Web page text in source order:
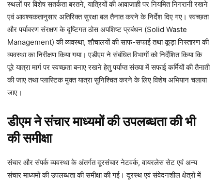
स्थलों पर विशेष सतर्कता बरतने, यात्रियों की आवाजाही पर नियमित निगरानी रखने
एवं आवश्यकतानुसार अतिरिक्त सुरक्षा बल तैनात करने के निर्देश दिए गए। स्वच्छता
और पर्यावरण संरक्षण के दृष्टिगत ठोस अपशिष्ट प्रबंधन (Solid Waste
Management) की व्यवस्था, शौचालयों की साफ-सफाई तथा कूड़ा निस्तारण की
व्यवस्था का निरीक्षण किया गया। एडीएम ने संबंधित विभागों को निर्देशित किया कि
पूरे यात्रा मार्ग पर स्वच्छता बनाए रखने हेतु पर्याप्त संख्या में सफाई कर्मियों की तैनाती
की जाए तथा प्लास्टिक मुक्त यात्रा सुनिश्चित करने के लिए विशेष अभियान चलाया
जाए।
डीएम ने संचार माध्यमों की उपलब्धता की भी
की समीक्षा
संचार और संपर्क व्यवस्था के अंतर्गत दूरसंचार नेटवर्क, वायरलेस सेट एवं अन्य
संचार माध्यमों की उपलब्धता की समीक्षा की गई। दूरस्थ एवं संवेदनशील क्षेत्रों में